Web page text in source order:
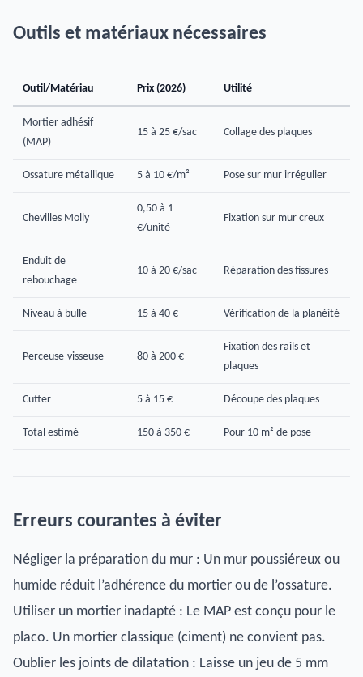
Outils et matériaux nécessaires
Outil/Matériau Prix (2026) Utilité
Mortier adhésif
(MAP)
15 à 25 €/sac Collage des plaques
Ossature métallique 5 à 10 €/m² Pose sur mur irrégulier
Chevilles Molly
0,50 à 1
€/unité
Fixation sur mur creux
Enduit de
rebouchage
10 à 20 €/sac Réparation des fissures
Niveau à bulle 15 à 40 € Vérification de la planéité
Perceuse-visseuse 80 à 200 €
Fixation des rails et
plaques
Cutter 5 à 15 € Découpe des plaques
Total estimé 150 à 350 € Pour 10 m² de pose
Erreurs courantes à éviter
Négliger la préparation du mur : Un mur poussiéreux ou
humide réduit l’adhérence du mortier ou de l’ossature.
Utiliser un mortier inadapté : Le MAP est conçu pour le
placo. Un mortier classique (ciment) ne convient pas.
Oublier les joints de dilatation : Laisse un jeu de 5 mm